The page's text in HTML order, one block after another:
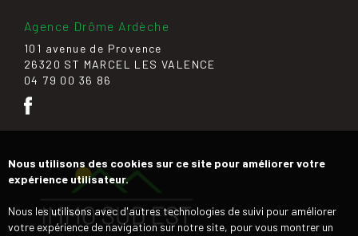
Agence Drôme Ardèche
101 avenue de Provence
26320 ST MARCEL LES VALENCE
04 79 00 36 86
Nous utilisons des cookies sur ce site pour améliorer votre
expérience utilisateur.
Nous les utilisons avec d'autres technologies de suivi pour améliorer
votre expérience de navigation sur notre site, pour vous montrer un